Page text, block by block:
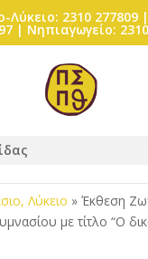
Λύκειο: 2310 277809
| Νηπιαγωγείο:
Λύκειο » Έκθεση
με τίτλο “Ο